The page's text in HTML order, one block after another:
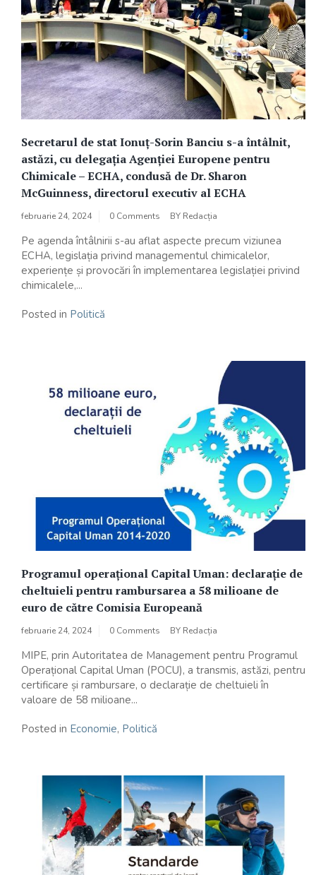
Secretarul de stat Ionuț-Sorin Banciu s-a întâlnit,
astăzi, cu delegația Agenției Europene pentru
Chimicale – ECHA, condusă de Dr. Sharon
McGuinness, directorul executiv al ECHA
februarie 24, 2024 0 Comments BY Redacția
Pe agenda întâlnirii s-au aflat aspecte precum viziunea
ECHA, legislația privind managementul chimicalelor,
experiențe și provocări în implementarea legislației privind
chimicalele,...
Posted in Politică
Programul operațional Capital Uman: declarație de
cheltuieli pentru rambursarea a 58 milioane de
euro de către Comisia Europeană
februarie 24, 2024 0 Comments BY Redacția
MIPE, prin Autoritatea de Management pentru Programul
Operațional Capital Uman (POCU), a transmis, astăzi, pentru
certificare și rambursare, o declarație de cheltuieli în
valoare de 58 milioane...
Posted in Economie, Politică